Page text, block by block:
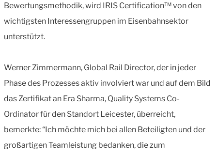
Bewertungsmethodik, wird IRIS Certification™ von den
wichtigsten Interessengruppen im Eisenbahnsektor
unterstützt.
Werner Zimmermann, Global Rail Director, der in jeder
Phase des Prozesses aktiv involviert war und auf dem Bild
das Zertifikat an Era Sharma, Quality Systems Co-
Ordinator für den Standort Leicester, überreicht,
bemerkte: “Ich möchte mich bei allen Beteiligten und der
großartigen Teamleistung bedanken, die zum